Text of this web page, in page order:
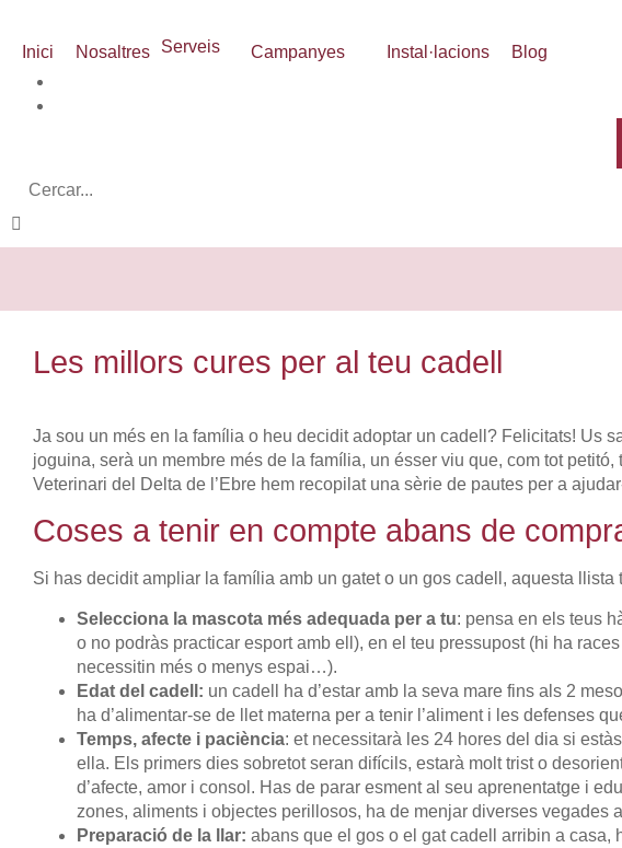
Inici Nosaltres Serveis Campanyes Instal·lacions
Blog
Les millors cures per al teu cadell
Ja sou un més en la família o heu decidit adoptar un cadell? Felicitats! Us
joguina, serà un membre més de la família, un ésser viu que, com tot
Veterinari del Delta de l’Ebre hem recopilat una sèrie de pautes per a
Coses a tenir en compte abans de
Si has decidit ampliar la família amb un gatet o un gos cadell, aquesta
Selecciona la mascota més adequada per a tu: pensa en els teus
o no podràs practicar esport amb ell), en el teu pressupost (hi ha
necessitin més o menys espai…).
Edat del cadell: un cadell ha d’estar amb la seva mare fins als 2
ha d’alimentar-se de llet materna per a tenir l’aliment i les defenses
Temps, afecte i paciència: et necessitarà les 24 hores del dia si
ella. Els primers dies sobretot seran difícils, estarà molt trist o
d’afecte, amor i consol. Has de parar esment al seu aprenentatge i
zones, aliments i objectes perillosos, ha de menjar diverses
Preparació de la llar: abans que el gos o el gat cadell arribin a casa,